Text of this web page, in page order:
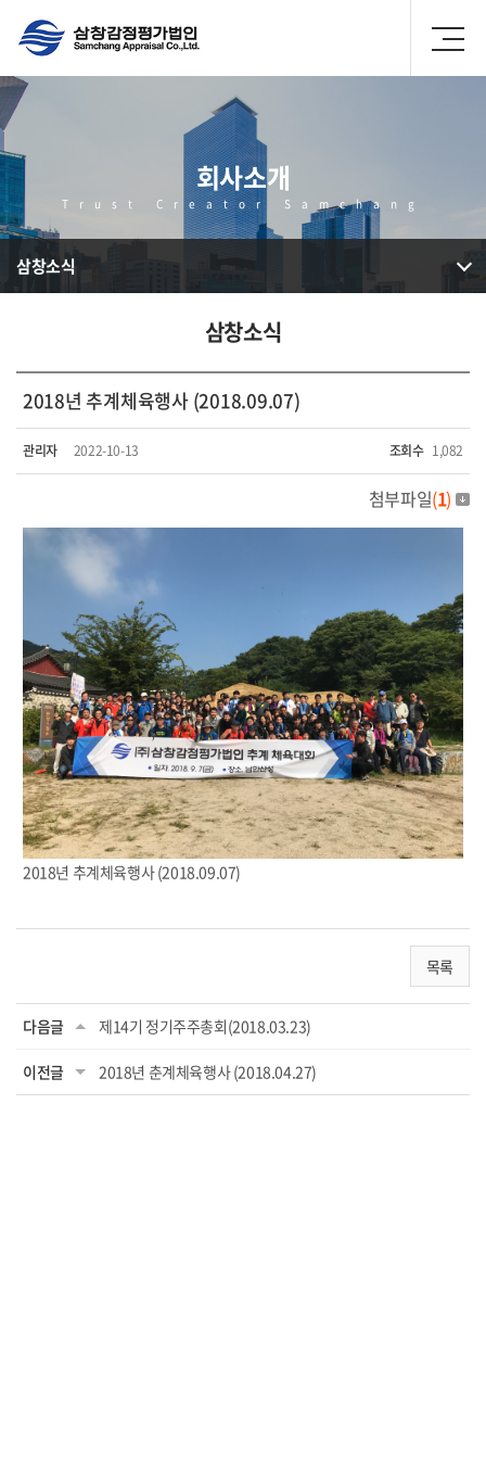
회사소개
Trust Creator Samchang
삼창소식
삼창소식
2018년 추계체육행사 (2018.09.07)
관리자 2022-10-13 조회수 1,082
첨부파일(1)
2018년 추계체육행사 (2018.09.07)
목록
다음글 제14기 정기주주총회(2018.03.23)
이전글 2018년 춘계체육행사 (2018.04.27)